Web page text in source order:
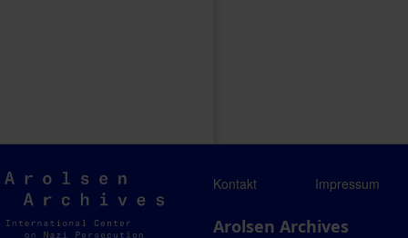
Arolsen
Archives
Kontakt Impressum
Arolsen Archives